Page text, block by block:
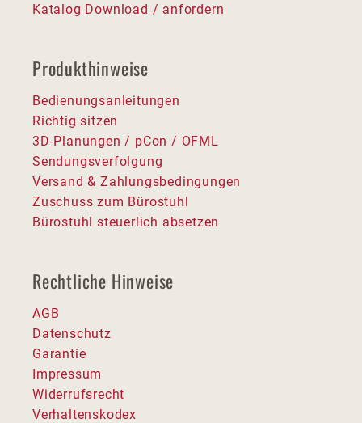
Katalog Download / anfordern
Produkthinweise
Bedienungsanleitungen
Richtig sitzen
3D-Planungen / pCon / OFML
Sendungsverfolgung
Versand & Zahlungsbedingungen
Zuschuss zum Bürostuhl
Bürostuhl steuerlich absetzen
Rechtliche Hinweise
AGB
Datenschutz
Garantie
Impressum
Widerrufsrecht
Verhaltenskodex